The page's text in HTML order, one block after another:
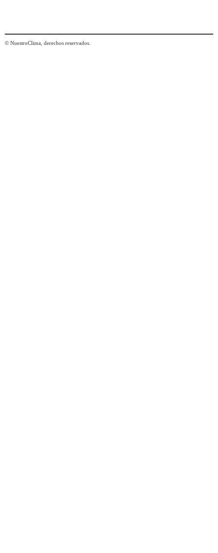
© NuestroClima, derechos reservados.